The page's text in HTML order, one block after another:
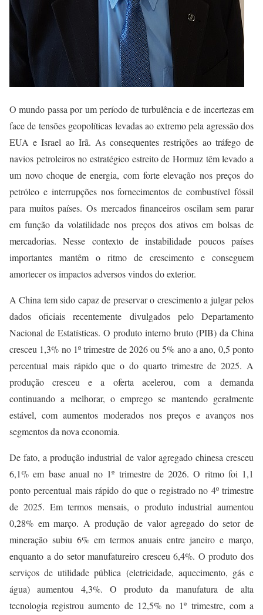
O mundo passa por um período de turbulência e de incertezas em
face de tensões geopolíticas levadas ao extremo pela agressão dos
EUA e Israel ao Irã. As consequentes restrições ao tráfego de
navios petroleiros no estratégico estreito de Hormuz têm levado a
um novo choque de energia, com forte elevação nos preços do
petróleo e interrupções nos fornecimentos de combustível fóssil
para muitos países. Os mercados financeiros oscilam sem parar
em função da volatilidade nos preços dos ativos em bolsas de
mercadorias. Nesse contexto de instabilidade poucos países
importantes mantêm o ritmo de crescimento e conseguem
amortecer os impactos adversos vindos do exterior.
A China tem sido capaz de preservar o crescimento a julgar pelos
dados oficiais recentemente divulgados pelo Departamento
Nacional de Estatísticas. O produto interno bruto (PIB) da China
cresceu 1,3% no 1º trimestre de 2026 ou 5% ano a ano, 0,5 ponto
percentual mais rápido que o do quarto trimestre de 2025. A
produção cresceu e a oferta acelerou, com a demanda
continuando a melhorar, o emprego se mantendo geralmente
estável, com aumentos moderados nos preços e avanços nos
segmentos da nova economia.
De fato, a produção industrial de valor agregado chinesa cresceu
6,1% em base anual no 1º trimestre de 2026. O ritmo foi 1,1
ponto percentual mais rápido do que o registrado no 4º trimestre
de 2025. Em termos mensais, o produto industrial aumentou
0,28% em março. A produção de valor agregado do setor de
mineração subiu 6% em termos anuais entre janeiro e março,
enquanto a do setor manufatureiro cresceu 6,4%. O produto dos
serviços de utilidade pública (eletricidade, aquecimento, gás e
água) aumentou 4,3%. O produto da manufatura de alta
tecnologia registrou aumento de 12,5% no 1º trimestre, com a